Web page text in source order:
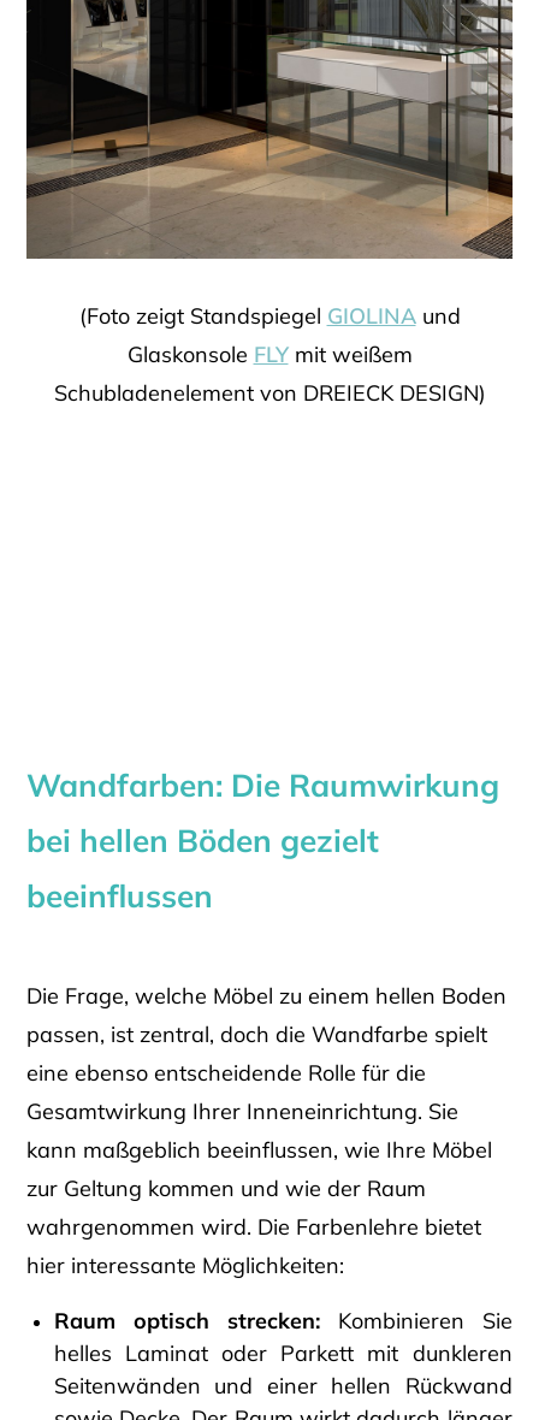
(Foto zeigt Standspiegel GIOLINAund
Glaskonsole FLYmit weißem
Schubladenelement von DREIECK DESIGN)
Wandfarben: Die Raumwirkung
bei hellen Böden gezielt
beeinflussen
Die Frage, welche Möbel zu einem hellen Boden
passen, ist zentral, doch die Wandfarbe spielt
eine ebenso entscheidende Rolle für die
Gesamtwirkung Ihrer Inneneinrichtung. Sie
kann maßgeblich beeinflussen, wie Ihre Möbel
zur Geltung kommen und wie der Raum
wahrgenommen wird. Die Farbenlehre bietet
hier interessante Möglichkeiten:
Raum optisch strecken:Kombinieren Sie
helles Laminat oder Parkett mit dunkleren
Seitenwänden und einer hellen Rückwand